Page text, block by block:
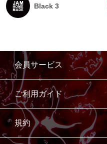
Black 3
会員サービス
ご利用ガイド
規約